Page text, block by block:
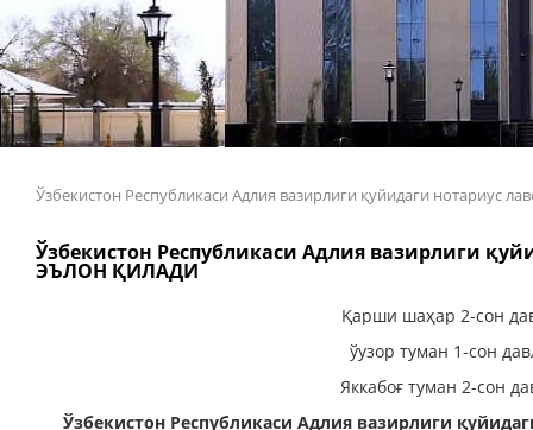
Ўзбекистон Республикаси Адлия вазирлиги қуйидаги
Ўзбекистон Республикаси Адлия вазирлиги
ЭЪЛОН ҚИЛАДИ
Қарши шаҳар 2-сон
ўузор туман 1-сон
Яккабоғ туман 2-сон
Ўзбекистон Республикаси Адлия вазирлиги